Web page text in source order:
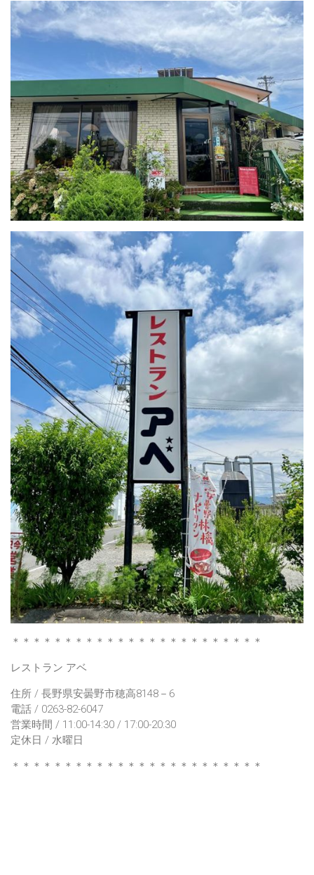
＊＊＊＊＊＊＊＊＊＊＊＊＊＊＊＊＊＊＊＊＊＊＊＊
レストラン アベ
住所 / 長野県安曇野市穂高8148－6
電話 / 0263-82-6047
営業時間 / 11:00-14:30 / 17:00-20:30
定休日 / 水曜日
＊＊＊＊＊＊＊＊＊＊＊＊＊＊＊＊＊＊＊＊＊＊＊＊